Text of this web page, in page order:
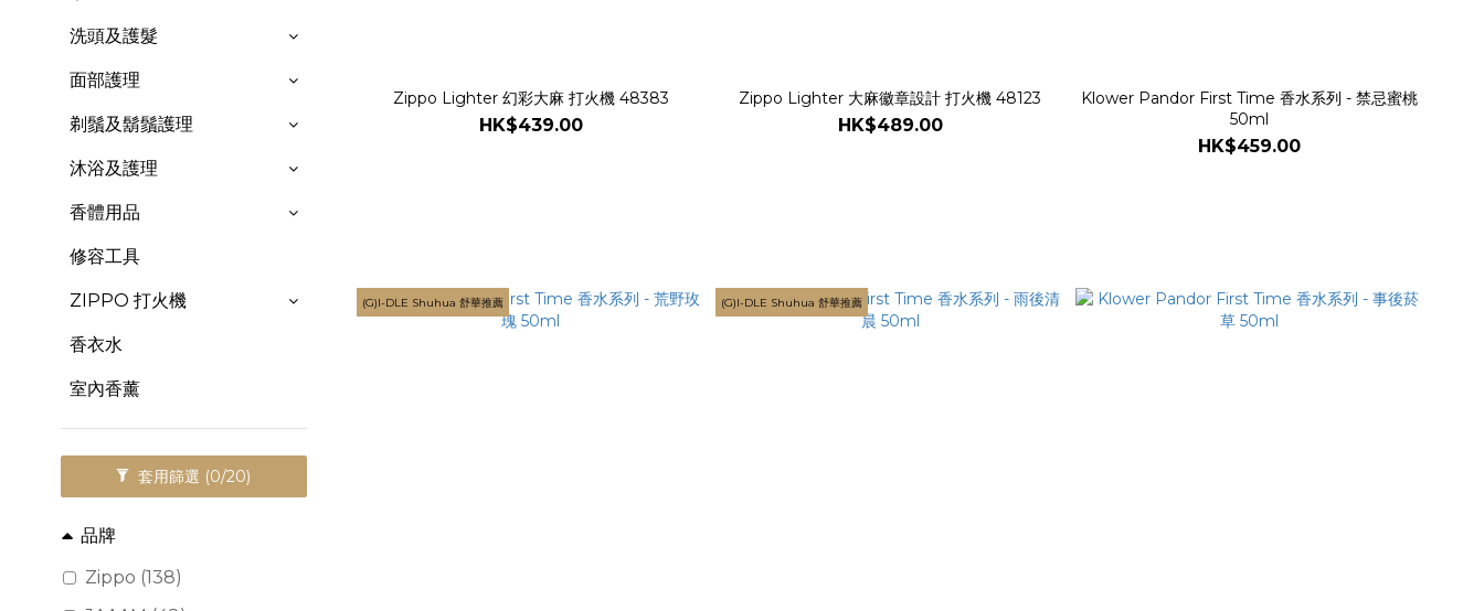
洗頭及護髮
面部護理
剃鬚及鬍鬚護理
沐浴及護理
香體用品
修容工具
ZIPPO 打火機
香衣水
室內香薰
套用篩選 (0/20)
品牌
Zippo (138)
Zippo Lighter 幻彩大麻 打火機 48383
HK$439.00
Zippo Lighter 大麻徽章設計 打火機 48123
HK$489.00
Klower Pandor First Time 香水系列 - 禁忌蜜桃
50ml
HK$459.00
(G)I-DLE Shuhua 舒華推薦 (G)I-DLE Shuhua 舒華推薦